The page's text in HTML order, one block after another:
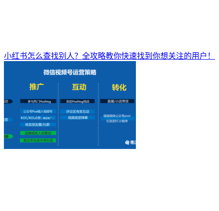
小红书怎么查找别人？全攻略教你快速找到你想关注的用户！